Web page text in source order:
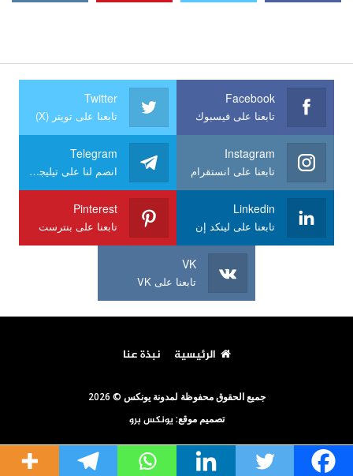
Facebook
تابعنا على فيسبوك
Twitter
تابعنا على تويتر (X)
Instagram
تابعنا على انستقرام
Telegram
انضم لنا على تيليجرام
Linkedin
تابعنا على لينكد إن
Pinterest
تابعنا على بنترست
VK
تابعنا على VK
الرئيسية نبذة عنا
جميع الحقوق محفوظة لمدونة يونكس © 2026
تصميم موقع: يونكس برو